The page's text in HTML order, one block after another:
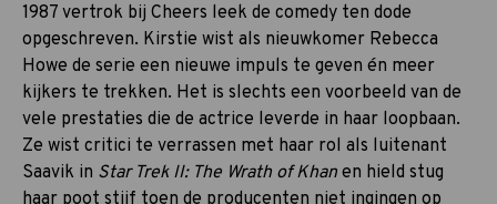
1987 vertrok bij Cheers leek de comedy ten dode
opgeschreven. Kirstie wist als nieuwkomer Rebecca
Howe de serie een nieuwe impuls te geven én meer
kijkers te trekken. Het is slechts een voorbeeld van de
vele prestaties die de actrice leverde in haar loopbaan.
Ze wist critici te verrassen met haar rol als luitenant
Saavik in Star Trek II: The Wrath of Khan en hield stug